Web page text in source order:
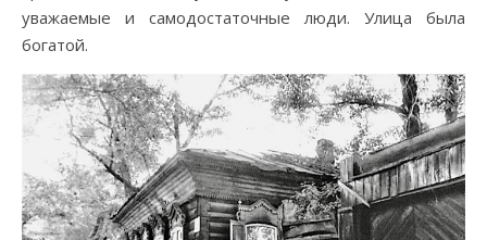
уважаемые и самодостаточные люди. Улица была
богатой.